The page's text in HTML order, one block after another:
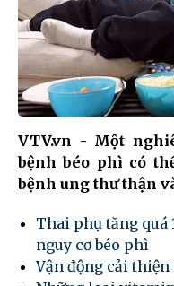
VTV.vn - Một
bệnh béo phì có
bệnh ung thư thận
Thai phụ tăng quá
nguy cơ béo phì
Vận động cải